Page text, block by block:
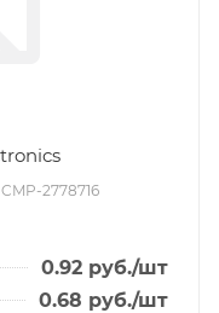
2778716
0.92 руб./шт
0.68 руб./шт